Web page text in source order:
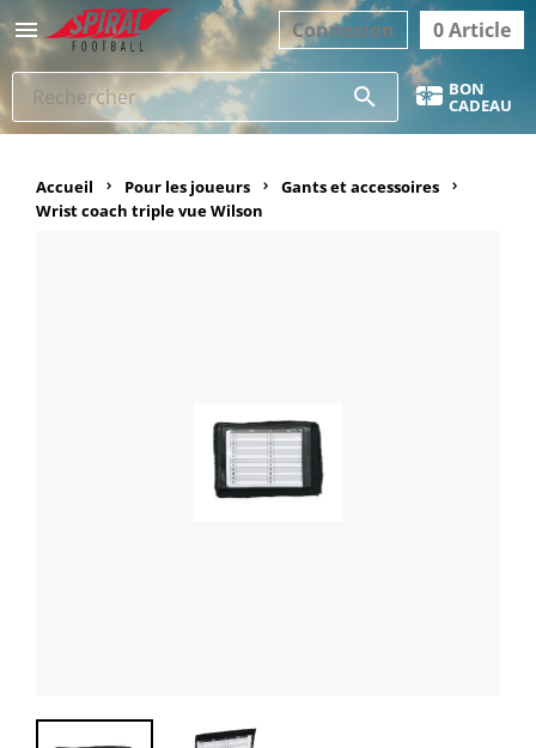
 0 Article
Connexion
search BON
CADEAU
Accueil Pour les joueurs
Gants et accessoires
Wrist coach triple vue Wilson